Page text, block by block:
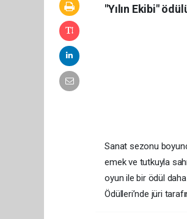
"Yılın Ekibi"
Sanat sezonu
emek ve tutkuyla
oyun ile bir ödül
Ödülleri’nde jüri